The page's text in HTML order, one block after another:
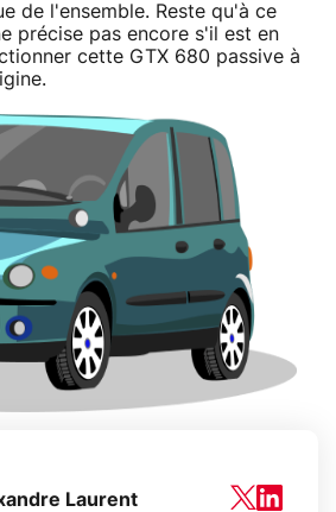
de l'ensemble. Reste qu'à ce
précise pas encore s'il est en
cette GTX 680 passive à
Laurent